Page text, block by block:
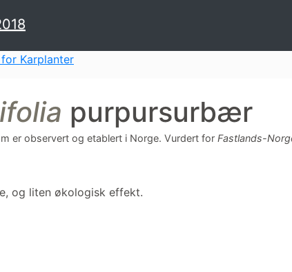
Karplanter
purpursurbær
er observert og etablert i Norge. Vurdert for Fastlands-
og liten økologisk effekt.